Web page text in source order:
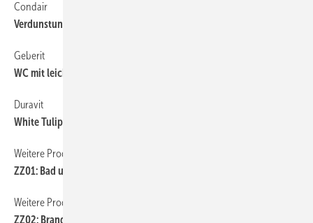
Condair
Verdunstungskühler mit Verdunstungskörpern aus Lamellen
Geberit
WC mit leicht abnehmbarem WC-Sitz
Duravit
White Tulip: Armaturen mit Extravaganz im Detail
Weitere Produkt-Meldungen
ZZ01: Bad und öffentlicher Sanitärraum
Weitere Produkt-Meldungen
ZZ02: Brandschutz